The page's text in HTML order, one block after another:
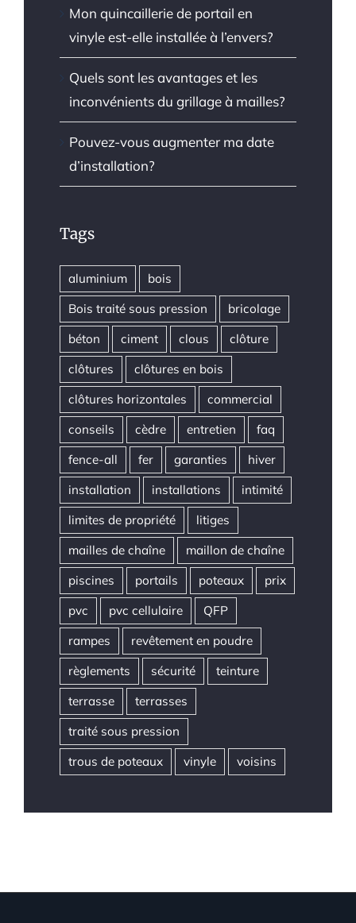
Mon quincaillerie de portail en
vinyle est-elle installée à l’envers?
Quels sont les avantages et les
inconvénients du grillage à mailles?
Pouvez-vous augmenter ma date
d’installation?
Tags
aluminium
bois
Bois traité sous pression
bricolage
béton
ciment clous
clôture
clôtures
clôtures en bois
clôtures horizontales
commercial
conseils
cèdre entretien
faq
fence-all
fer garanties
hiver
installation
installations
intimité
limites de propriété
litiges
mailles de chaîne
maillon de chaîne
piscines
portails poteaux
prix
pvc
pvc cellulaire
QFP
rampes
revêtement en poudre
règlements
sécurité
teinture
terrasse
terrasses
traité sous pression
trous de poteaux
vinyle voisins